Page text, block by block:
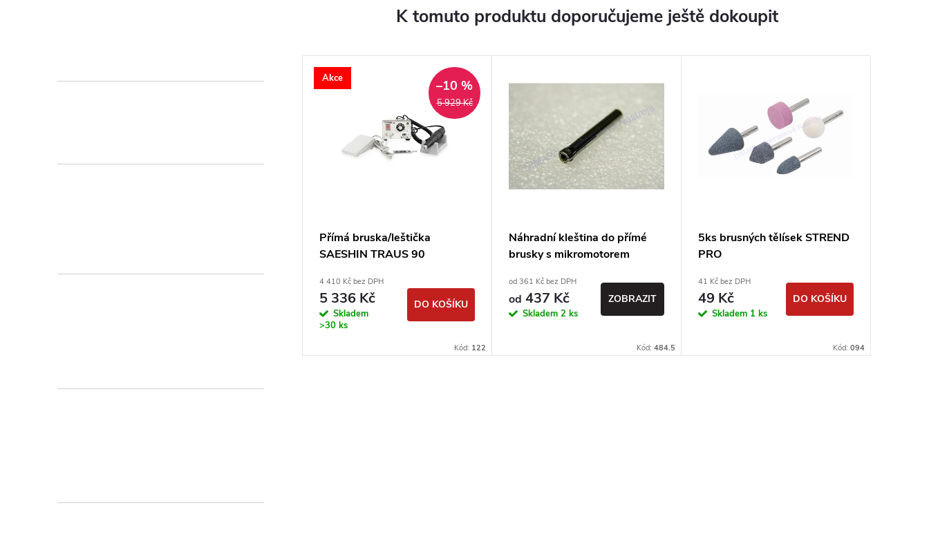
K tomuto produktu doporučujeme ještě dokoupit
Akce
5 929 Kč
–10 %
Přímá bruska/leštička
SAESHIN TRAUS 90
4 410 Kč bez DPH
5 336 Kč
Skladem
>30 ks
DO KOŠÍKU
Kód: 122
Náhradní kleština do přímé
brusky s mikromotorem
STRONGDRILL
od 361 Kč bez DPH
od 437 Kč
Skladem 2 ks
ZOBRAZIT
Kód: 484.5
5ks brusných tělísek STREND
PRO
41 Kč bez DPH
49 Kč
Skladem 1 ks
DO KOŠÍKU
Kód: 094